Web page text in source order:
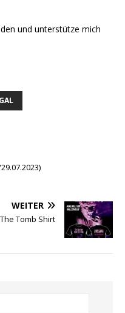
und unterstütze mich
WEITER
Tomb Shirt